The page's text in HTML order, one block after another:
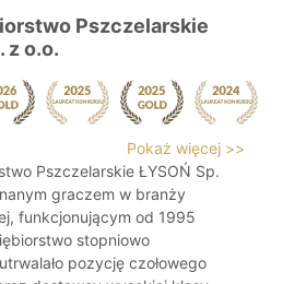
Pszczelarskie
z o.o.
Pokaż więcej >>
Pszczelarskie ŁYSOŃ Sp.
graczem w branży
funkcjonującym od 1995
stopniowo
pozycję czołowego